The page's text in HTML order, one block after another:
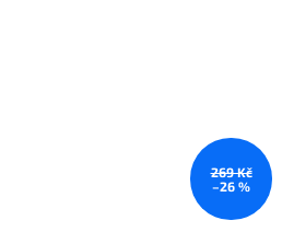
269 Kč
–26 %